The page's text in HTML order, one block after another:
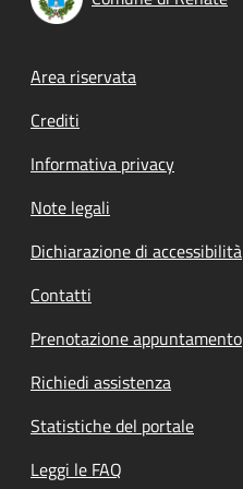
Footer menu
Area riservata
Crediti
Informativa privacy
Note legali
Dichiarazione di accessibilità
Contatti
Prenotazione appuntamento
Richiedi assistenza
Statistiche del portale
Leggi le FAQ